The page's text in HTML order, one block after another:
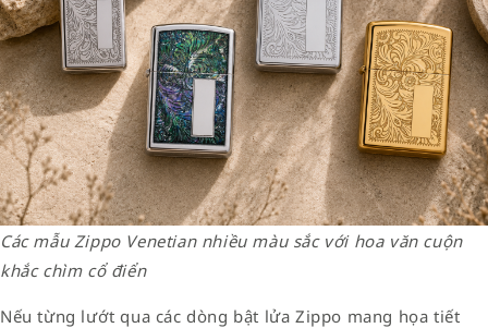
Các mẫu Zippo Venetian nhiều màu sắc với hoa văn cuộn
khắc chìm cổ điển
Nếu từng lướt qua các dòng bật lửa Zippo mang họa tiết